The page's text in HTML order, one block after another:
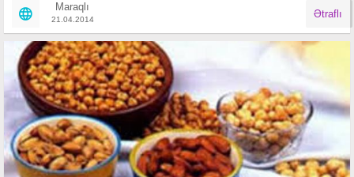
Maraqlı
21.04.2014 Ətraflı